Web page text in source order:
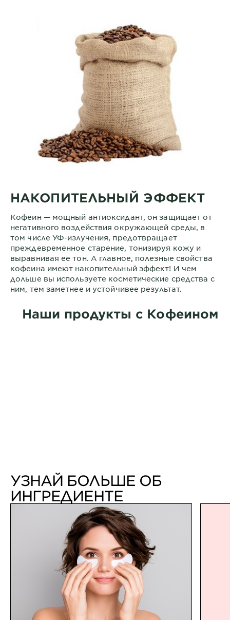
НАКОПИТЕЛЬНЫЙ ЭФФЕКТ
Кофеин — мощный антиоксидант, он защищает от
негативного воздействия окружающей среды, в
том числе УФ-излучения, предотвращает
преждевременное старение, тонизируя кожу и
выравнивая ее тон. А главное, полезные свойства
кофеина имеют накопительный эффект! И чем
дольше вы используете косметические средства с
ним, тем заметнее и устойчивее результат.
Наши продукты с Кофеином
УЗНАЙ БОЛЬШЕ ОБ
ИНГРЕДИЕНТЕ